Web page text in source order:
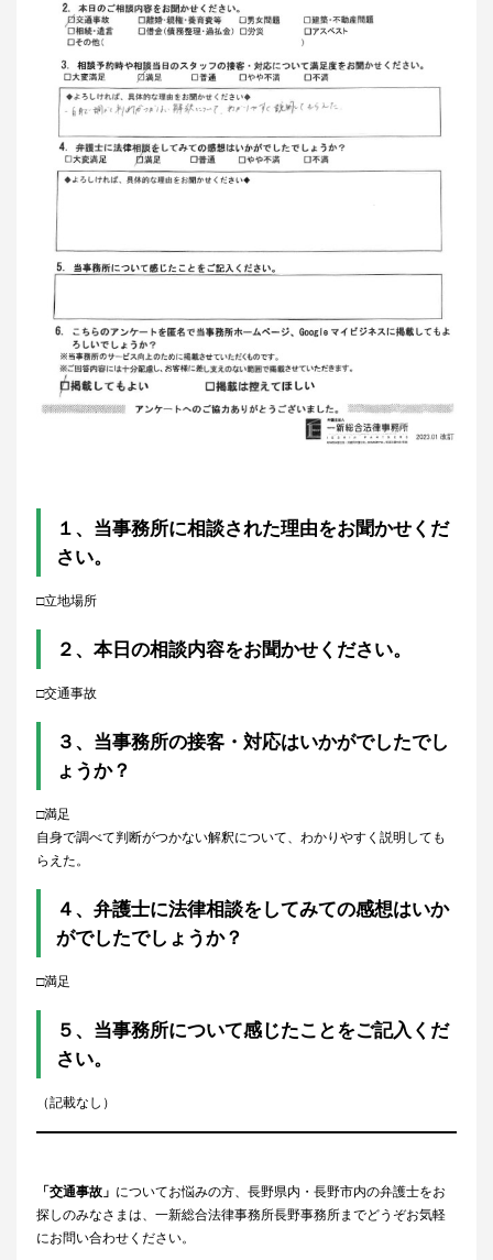
１、当事務所に相談された理由をお聞かせくだ
さい。
□立地場所
２、本日の相談内容をお聞かせください。
□交通事故
３、当事務所の接客・対応はいかがでしたでし
ょうか？
□満足
自身で調べて判断がつかない解釈について、わかりやすく説明しても
らえた。
４、弁護士に法律相談をしてみての感想はいか
がでしたでしょうか？
□満足
５、当事務所について感じたことをご記入くだ
さい。
（記載なし）
「交通事故」 についてお悩みの方、長野県内・長野市内の弁護士をお
探しのみなさまは、一新総合法律事務所長野事務所までどうぞお気軽
にお問い合わせください。